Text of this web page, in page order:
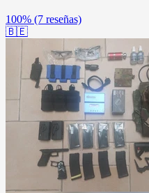
100% (7 reseñas)
🇧🇪